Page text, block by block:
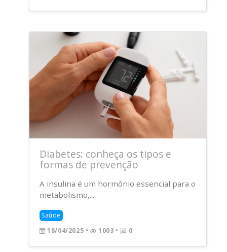
Diabetes: conheça os tipos e
formas de prevenção
A insulina é um hormônio essencial para o
metabolismo,...
Saúde
18/04/2025 • 1003 • 0